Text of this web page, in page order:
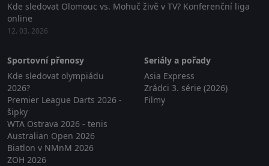
Kde sledovat Olomouc vs. Mohuč živě v TV? Konferenční liga
online
12. 03. 2026
Sportovní přenosy
Kde sledovat olympiádu
2026?
Premier League Darts 2026 -
šipky
WTA Ostrava 2026 - tenis
Australian Open 2026
Biatlon v NMnM 2026
ZOH 2026
Seriály a pořady
Asia Express
Zrádci 3. série (2026)
Filmy